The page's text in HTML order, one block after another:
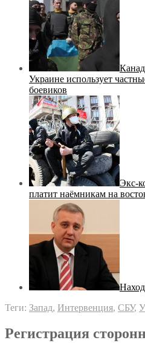
Украине использует
боевиков
Экс-
платит наёмникам на
Теги: Запад, Интервенция, СБУ,
Регистрация